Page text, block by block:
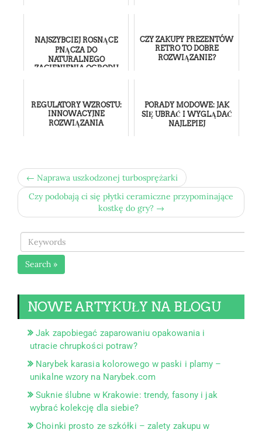
NAJSZYBCIEJ ROSNĄCE
PNĄCZA DO
NATURALNEGO
ZACIENIENIA OGRODU
CZY ZAKUPY PREZENTÓW
RETRO TO DOBRE
ROZWIĄZANIE?
REGULATORY WZROSTU:
INNOWACYJNE
ROZWIĄZANIA
PORADY MODOWE: JAK
SIĘ UBRAĆ I WYGLĄDAĆ
NAJLEPIEJ
← Naprawa uszkodzonej turbosprężarki
Czy podobają ci się płytki ceramiczne przypominające
kostkę do gry? →
Search »
NOWE ARTYKUŁY NA BLOGU
Jak zapobiegać zaparowaniu opakowania i
utracie chrupkości potraw?
Narybek karasia kolorowego w paski i plamy –
unikalne wzory na Narybek.com
Suknie ślubne w Krakowie: trendy, fasony i jak
wybrać kolekcję dla siebie?
Choinki prosto ze szkółki – zalety zakupu w